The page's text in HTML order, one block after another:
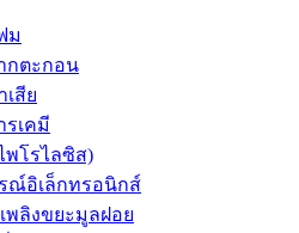
ม
กตะกอน
สีย
รเคมี
พโรไลซิส)
ณ์อิเล็กทรอนิกส์
พลิงขยะมูลฝอย